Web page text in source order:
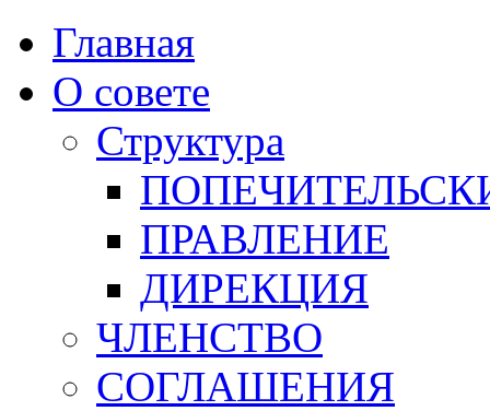
Главная
О совете
Структура
ПРАВЛЕНИЕ
ДИРЕКЦИЯ
ЧЛЕНСТВО
СОГЛАШЕНИЯ